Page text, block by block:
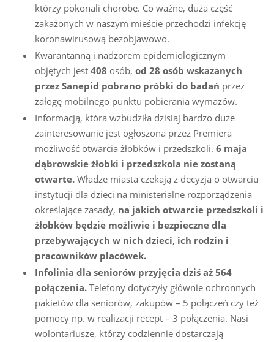
którzy pokonali chorobę. Co ważne, duża część
zakażonych w naszym mieście przechodzi infekcję
koronawirusową bezobjawowo.
Kwarantanną i nadzorem epidemiologicznym
objętych jest 408 osób, od 28 osób wskazanych
przez Sanepid pobrano próbki do badań przez
załogę mobilnego punktu pobierania wymazów.
Informacją, która wzbudziła dzisiaj bardzo duże
zainteresowanie jest ogłoszona przez Premiera
możliwość otwarcia żłobków i przedszkoli. 6 maja
dąbrowskie żłobki i przedszkola nie zostaną
otwarte. Władze miasta czekają z decyzją o otwarciu
instytucji dla dzieci na ministerialne rozporządzenia
określające zasady, na jakich otwarcie przedszkoli i
żłobków będzie możliwie i bezpieczne dla
przebywających w nich dzieci, ich rodzin i
pracowników placówek.
Infolinia dla seniorów przyjęcia dziś aż 564
połączenia. Telefony dotyczyły głównie ochronnych
pakietów dla seniorów, zakupów – 5 połączeń czy też
pomocy np. w realizacji recept – 3 połączenia. Nasi
wolontariusze, którzy codziennie dostarczają